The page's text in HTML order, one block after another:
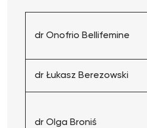
dr Onofrio Bellifemine
dr Łukasz Berezowski
dr Olga Broniś